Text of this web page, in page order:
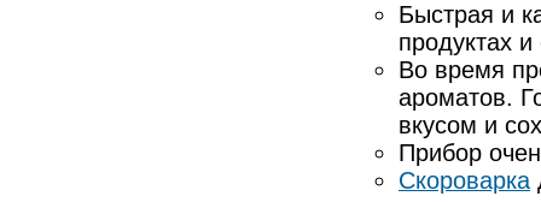
Быстрая и
продуктах
Во время
ароматов.
вкусом и
Прибор
Скороварка